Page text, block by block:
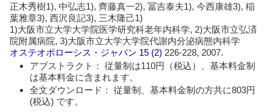
正木秀樹1), 中弘志1), 齊藤真一2), 冨吉泰夫1), 今西康雄3), 稲
葉雅章3), 西沢良記3), 三木隆己1)
1)大阪市立大学大学院医学研究科老年内科学, 2)大阪市立弘済
院附属病院, 3)大阪市立大学大学院代謝内分泌病態内科学
オステオポローシス・ジャパン 15 (2) 226-228, 2007.
アブストラクト： 従量制は110円（税込）、基本料金制
は基本料金に含まれます。
全文ダウンロード： 従量制、基本料金制の方共に803円
(税込) です。